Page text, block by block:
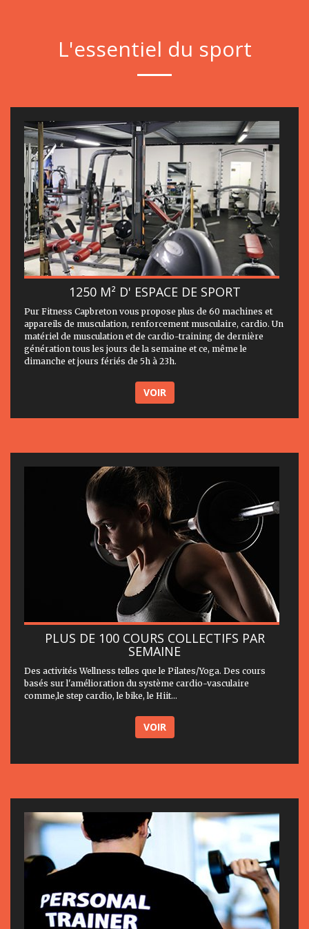
L'essentiel du sport
1250 M² D' ESPACE DE SPORT
Pur Fitness Capbreton vous propose plus de 60 machines et
appareils de musculation, renforcement musculaire, cardio. Un
matériel de musculation et de cardio-training de dernière
génération tous les jours de la semaine et ce, même le
dimanche et jours fériés de 5h à 23h.
VOIR
PLUS DE 100 COURS COLLECTIFS PAR
SEMAINE
Des activités Wellness telles que le Pilates/Yoga. Des cours
basés sur l'amélioration du système cardio-vasculaire
comme,le step cardio, le bike, le Hiit...
VOIR